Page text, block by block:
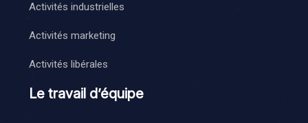
Activités industrielles
Activités marketing
Activités libérales
Le travail d’équipe